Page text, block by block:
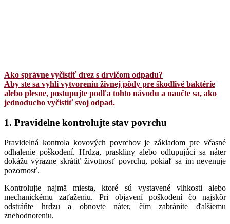
Ako správne vyčistiť drez s drvičom odpadu?
Aby ste sa vyhli vytvoreniu živnej pôdy pre škodlivé baktérie
alebo plesne, postupujte podľa tohto návodu a naučte sa, ako
jednoducho vyčistiť svoj odpad.
1. Pravidelne kontrolujte stav povrchu
Pravidelná kontrola kovových povrchov je základom pre včasné
odhalenie poškodení. Hrdza, praskliny alebo odlupujúci sa náter
dokážu výrazne skrátiť životnosť povrchu, pokiaľ sa im nevenuje
pozornosť.
Kontrolujte najmä miesta, ktoré sú vystavené vlhkosti alebo
mechanickému zaťaženiu. Pri objavení poškodení čo najskôr
odstráňte hrdzu a obnovte náter, čím zabránite ďalšiemu
znehodnoteniu.